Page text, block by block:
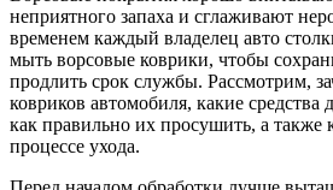
неприятного запаха и сглаживают
временем каждый владелец авто
мыть ворсовые коврики, чтобы
продлить срок службы. Рассмотрим,
ковриков автомобиля, какие средства
как правильно их просушить, а также
процессе ухода.